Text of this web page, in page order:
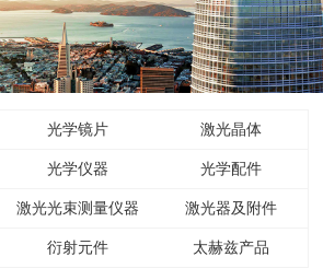
光学镜片 激光晶体
光学仪器 光学配件
激光光束测量仪器 激光器及附件
衍射元件 太赫兹产品